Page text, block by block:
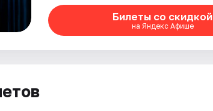
Билеты со скидкой
на Яндекс Афише